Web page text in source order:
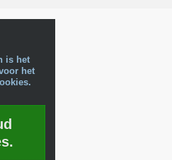
is het
het